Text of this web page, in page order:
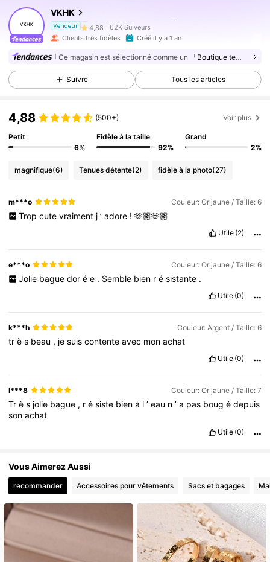
VKHK
Vendeur 4,88 62K Suiveurs
62K Suiveurs
4,88 62K Suiveurs
4,88 62K Suiveurs
Clients très fidèles Créé il y a 1 an
Ce magasin est sélectionné comme un 「Boutique tendance」
Suivre Tous les articles
4,88 (500+) Voir plus
Petit
6%
Fidèle à la taille
92%
Grand
2%
magnifique(6) Tenues détente(2) fidèle à la photo(27)
m***o Couleur: Or jaune / Taille: 6
Trop cute vraiment j ’ adore ! 🫶🏽🫶🏽
Utile (2)
e***o Couleur: Or jaune / Taille: 6
Jolie bague dor é e . Semble bien r é sistante .
Utile (0)
k***h Couleur: Argent / Taille: 6
très beau , jesuiscontenteavec monachat
Utile (0)
l***8 Couleur: Or jaune / Taille: 7
Très jolie bague , résiste bienà l’eau n’a pas bougédepuis
sonachat
Utile (0)
Vous Aimerez Aussi
recommander Accessoires pour vêtements Sacs et bagages